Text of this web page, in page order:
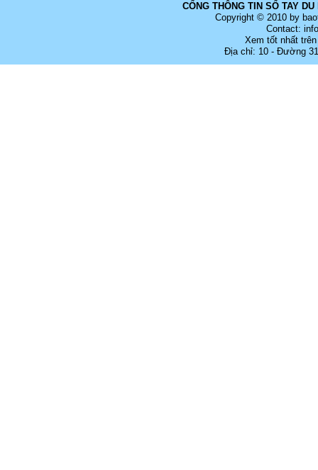
CỔNG THÔNG TIN SỔ TAY
Copyright © 2010 by
Contact:
Xem tốt nhất
Địa chỉ: 10 - Đường